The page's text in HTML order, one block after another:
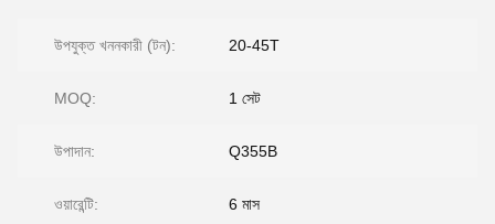
উপযুক্ত খননকারী (টন): 20-45T
MOQ: 1 সেট
উপাদান: Q355B
ওয়ারেন্টি: 6 মাস